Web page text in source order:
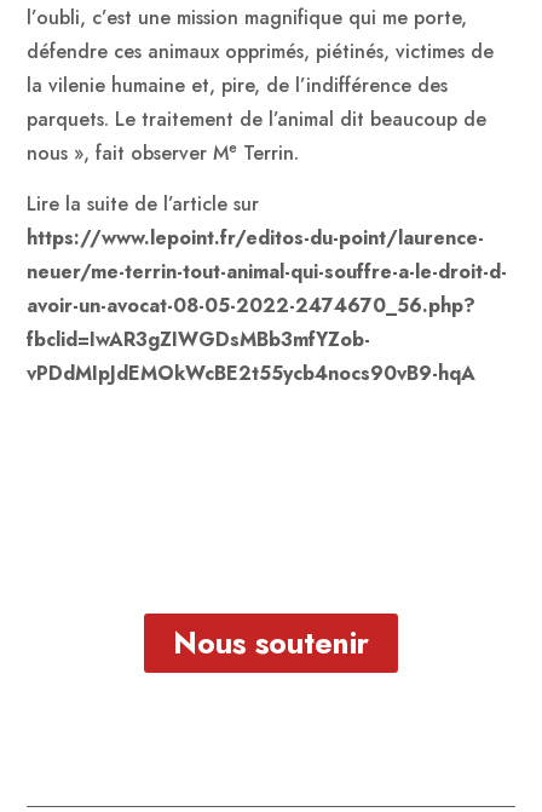
l’oubli, c’est une mission magnifique qui me porte,
défendre ces animaux opprimés, piétinés, victimes de
la vilenie humaine et, pire, de l’indifférence des
parquets. Le traitement de l’animal dit beaucoup de
nous », fait observer Me Terrin.
Lire la suite de l’article sur
https://www.lepoint.fr/editos-du-point/laurence-
neuer/me-terrin-tout-animal-qui-souffre-a-le-droit-d-
avoir-un-avocat-08-05-2022-2474670_56.php?
fbclid=IwAR3gZIWGDsMBb3mfYZob-
vPDdMIpJdEMOkWcBE2t55ycb4nocs90vB9-hqA
Nous soutenir